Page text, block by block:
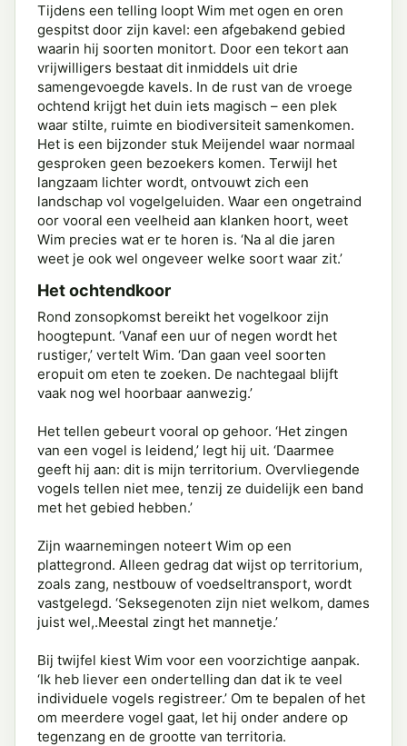
Tijdens een telling loopt Wim met ogen en oren
gespitst door zijn kavel: een afgebakend gebied
waarin hij soorten monitort. Door een tekort aan
vrijwilligers bestaat dit inmiddels uit drie
samengevoegde kavels. In de rust van de vroege
ochtend krijgt het duin iets magisch – een plek
waar stilte, ruimte en biodiversiteit samenkomen.
Het is een bijzonder stuk Meijendel waar normaal
gesproken geen bezoekers komen. Terwijl het
langzaam lichter wordt, ontvouwt zich een
landschap vol vogelgeluiden. Waar een ongetraind
oor vooral een veelheid aan klanken hoort, weet
Wim precies wat er te horen is. ‘Na al die jaren
weet je ook wel ongeveer welke soort waar zit.’
Het ochtendkoor
Rond zonsopkomst bereikt het vogelkoor zijn
hoogtepunt. ‘Vanaf een uur of negen wordt het
rustiger,’ vertelt Wim. ‘Dan gaan veel soorten
eropuit om eten te zoeken. De nachtegaal blijft
vaak nog wel hoorbaar aanwezig.’
Het tellen gebeurt vooral op gehoor. ‘Het zingen
van een vogel is leidend,’ legt hij uit. ‘Daarmee
geeft hij aan: dit is mijn territorium. Overvliegende
vogels tellen niet mee, tenzij ze duidelijk een band
met het gebied hebben.’
Zijn waarnemingen noteert Wim op een
plattegrond. Alleen gedrag dat wijst op territorium,
zoals zang, nestbouw of voedseltransport, wordt
vastgelegd. ‘Seksegenoten zijn niet welkom, dames
juist wel,.Meestal zingt het mannetje.’
Bij twijfel kiest Wim voor een voorzichtige aanpak.
‘Ik heb liever een ondertelling dan dat ik te veel
individuele vogels registreer.’ Om te bepalen of het
om meerdere vogel gaat, let hij onder andere op
tegenzang en de grootte van territoria.